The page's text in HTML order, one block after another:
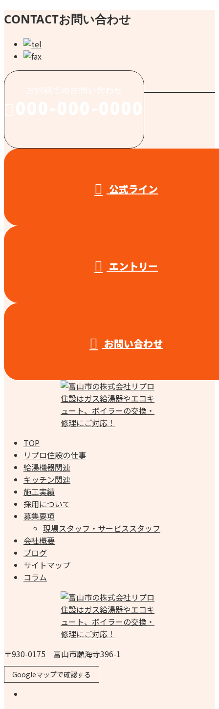
CONTACTお問い合わせ
公式ライン
エントリー
お問い合わせ
TOP
リプロ住設の仕事
給湯機器関連
キッチン関連
施工実績
採用について
募集要項
現場スタッフ・サービススタッフ
会社概要
ブログ
サイトマップ
コラム
〒930-0175 富山市願海寺396-1
Googleマップで確認する